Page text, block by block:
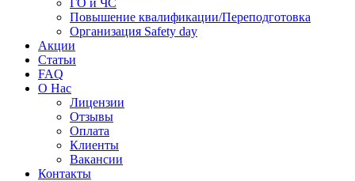
ГО и ЧС
Повышение квалификации/Переподготовка
Организация Safety day
Акции
Статьи
FAQ
О Нас
Лицензии
Отзывы
Оплата
Клиенты
Вакансии
Контакты